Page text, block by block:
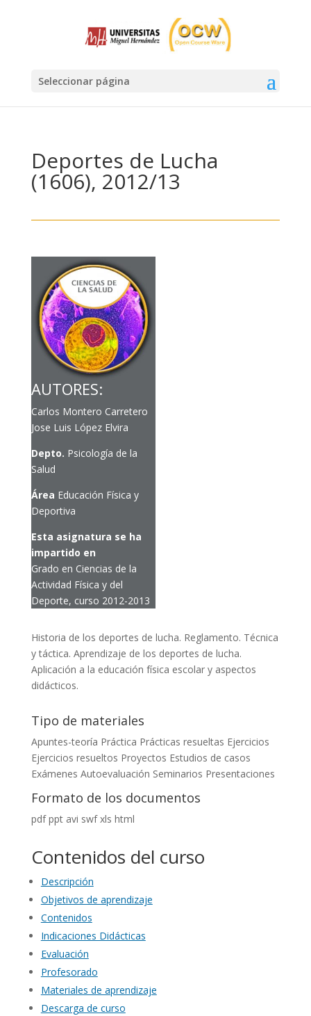
Seleccionar página
Deportes de Lucha
(1606), 2012/13
AUTORES:
Carlos Montero Carretero
Jose Luis López Elvira
Depto. Psicología de la
Salud
Área Educación Física y
Deportiva
Esta asignatura se ha
impartido en
Grado en Ciencias de la
Actividad Física y del
Deporte, curso 2012-2013
Historia de los deportes de lucha. Reglamento. Técnica
y táctica. Aprendizaje de los deportes de lucha.
Aplicación a la educación física escolar y aspectos
didácticos.
Tipo de materiales
Apuntes-teoría Práctica Prácticas resueltas Ejercicios
Ejercicios resueltos Proyectos Estudios de casos
Exámenes Autoevaluación Seminarios Presentaciones
Formato de los documentos
pdfppt avi swfxls html
Contenidos del curso
Descripción
Objetivos de aprendizaje
Contenidos
Indicaciones Didácticas
Evaluación
Profesorado
Materiales de aprendizaje
Descarga de curso